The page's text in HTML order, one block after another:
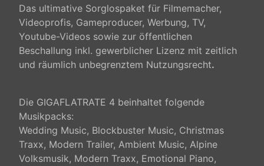
Das ultimative Sorglospaket für Filmemacher,
Videoprofis, Gameproducer, Werbung, TV,
Youtube-Videos sowie zur öffentlichen
Beschallung inkl. gewerblicher Lizenz mit zeitlich
und räumlich unbegrenztem Nutzungsrecht.
Die GIGAFLATRATE 4 beinhaltet folgende
Musikpacks:
Wedding Music, Blockbuster Music, Christmas
Traxx, Modern Trailer, Ambient Music, Alpine
Volksmusik, Modern Traxx, Emotional Piano,